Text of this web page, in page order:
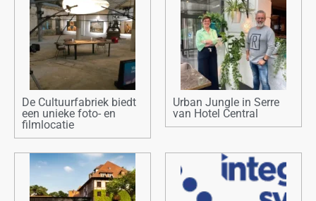
De Cultuurfabriek biedt
een unieke foto- en
filmlocatie
Urban Jungle in Serre
van Hotel Central